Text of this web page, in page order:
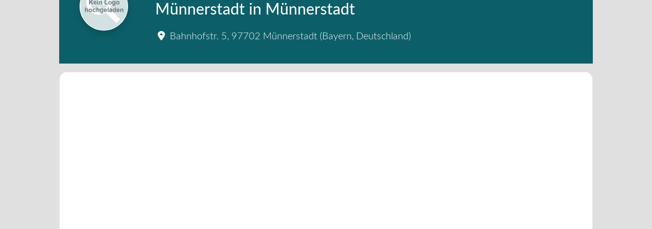
Münnerstadt in Münnerstadt
Bahnhofstr. 5, 97702 Münnerstadt ( Bayern, Deutschland)